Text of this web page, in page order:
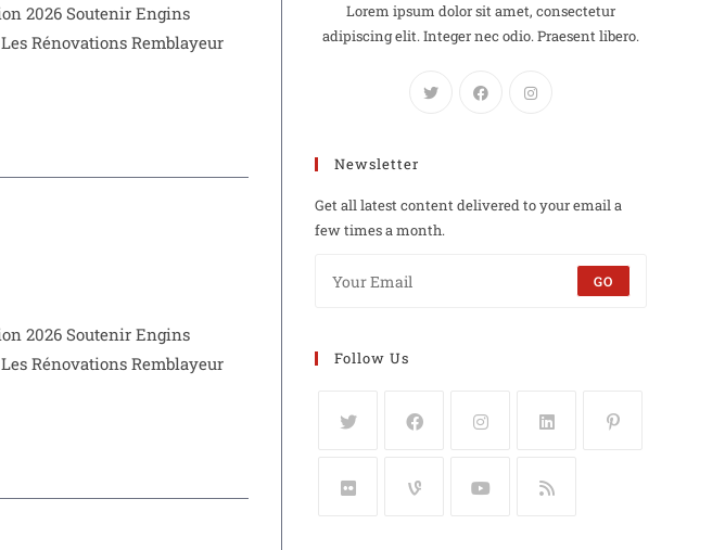
2026 Soutenir Engins
Rénovations Remblayeur
2026 Soutenir Engins
Rénovations Remblayeur
Lorem ipsum dolor sit amet, consectetur
adipiscing elit. Integer nec odio. Praesent libero.
Newsletter
Get all latest content delivered to your email a
few times a month.
GO
Follow Us